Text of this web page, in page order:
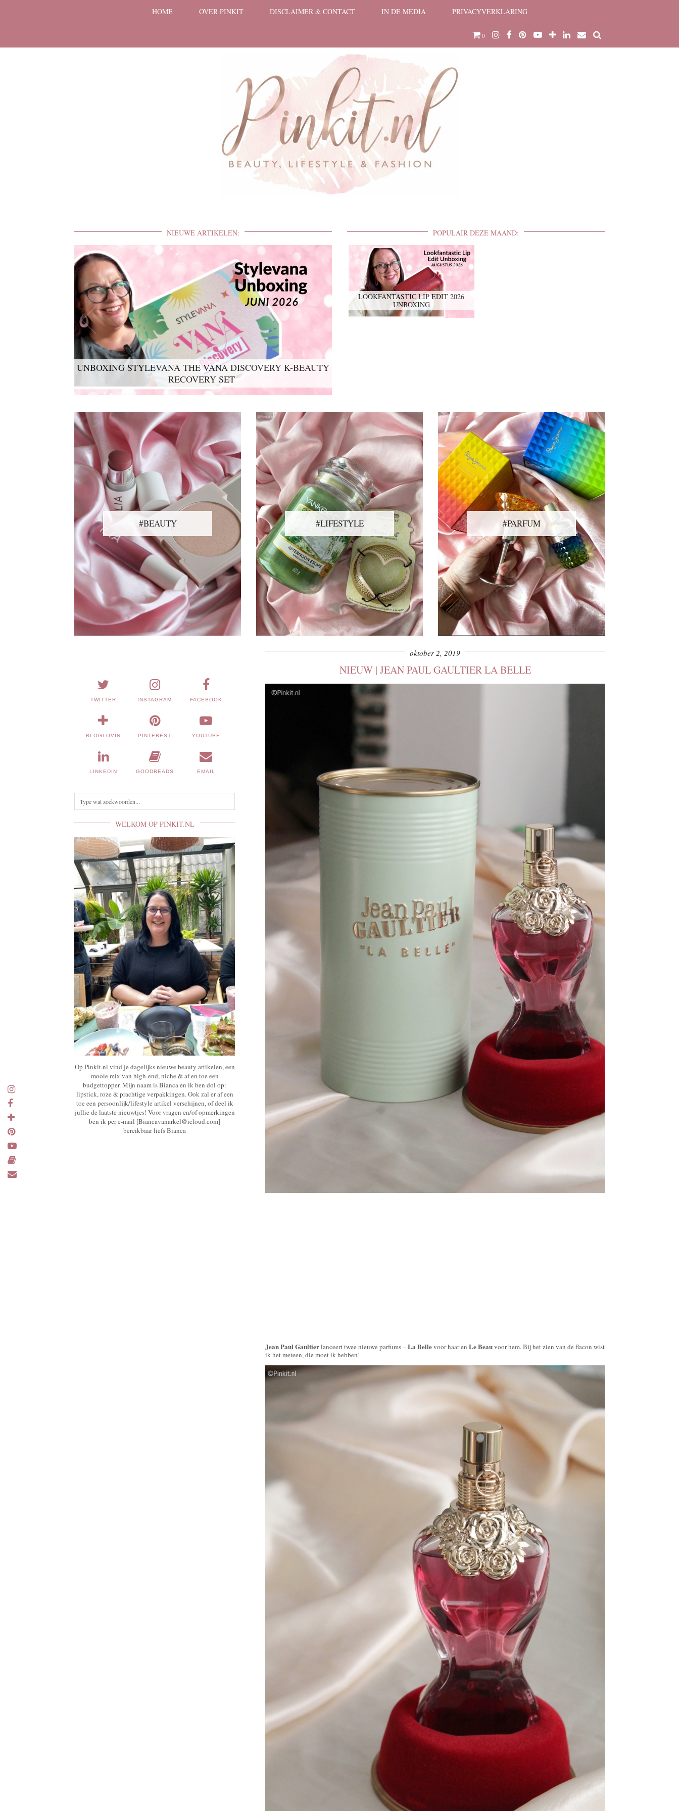
HOME OVER PINKIT DISCLAIMER & CONTACT IN DE MEDIA PRIVACYVERKLARING
0
POPULAIR DEZE MAAND:
LOOKFANTASTIC LIP EDIT 2026
UNBOXING
NIEUWE ARTIKELEN:
UNBOXING STYLEVANA THE VANA DISCOVERY K-BEAUTY
RECOVERY SET
LYKO LOVABLES THE BDAY KIT 2026 UNBOXING
#BEAUTY #LIFESTYLE #PARFUM
oktober 2, 2019
NIEUW | JEAN PAUL GAULTIER LA BELLE
Jean Paul Gaultierlanceert twee nieuwe parfums –La Bellevoor haar en Le Beauvoor hem. Bij het zien van de flacon wist
ik het meteen, die moet ik hebben!
TWITTER INSTAGRAM FACEBOOK
BLOGLOVIN PINTEREST YOUTUBE
LINKEDIN GOODREADS EMAIL
WELKOM OP PINKIT.NL
Op Pinkit.nl vind je dagelijks nieuwe beauty artikelen, een
mooie mix van high-end, niche & af en toe een
budgettopper. Mijn naam is Bianca en ik ben dol op:
lipstick, roze & prachtige verpakkingen. Ook zal er af een
toe een persoonlijk/lifestyle artikel verschijnen, of deel ik
jullie de laatste nieuwtjes! Voor vragen en/of opmerkingen
ben ik per e-mail [Biancavanarkel@icloud.com]
bereikbaar liefs Bianca